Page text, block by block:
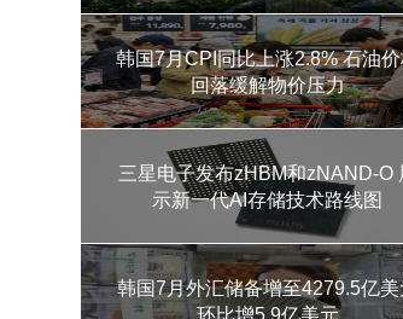
韩国7月CPI同比上涨2.8% 石油
回落缓解物价压力
三星电子发布zHBM和zNAND-O
示新一代AI存储技术路线图
韩国7月外汇储备增至4279.5亿美
环比增5.9亿美元